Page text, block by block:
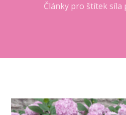
Články pro štítek síla